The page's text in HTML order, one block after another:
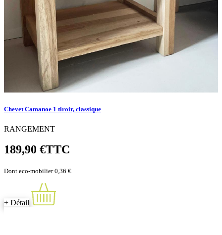
Chevet Camanoe 1 tiroir, classique
RANGEMENT
189,90 €TTC
Dont eco-mobilier 0,36 €
+ Détail